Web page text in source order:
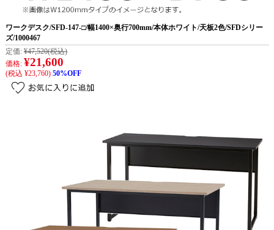
ワークデスク/SFD-147-□/幅1400×奥行700mm/本体ホワイト/天板2色/SFDシリー
ズ/1000467
定価: ¥47,520(税込)
価格: ¥21,600
(税込 ¥23,760) 50%OFF